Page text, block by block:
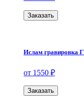
Заказать
Ислам гравировка
от 1550 ₽
Заказать